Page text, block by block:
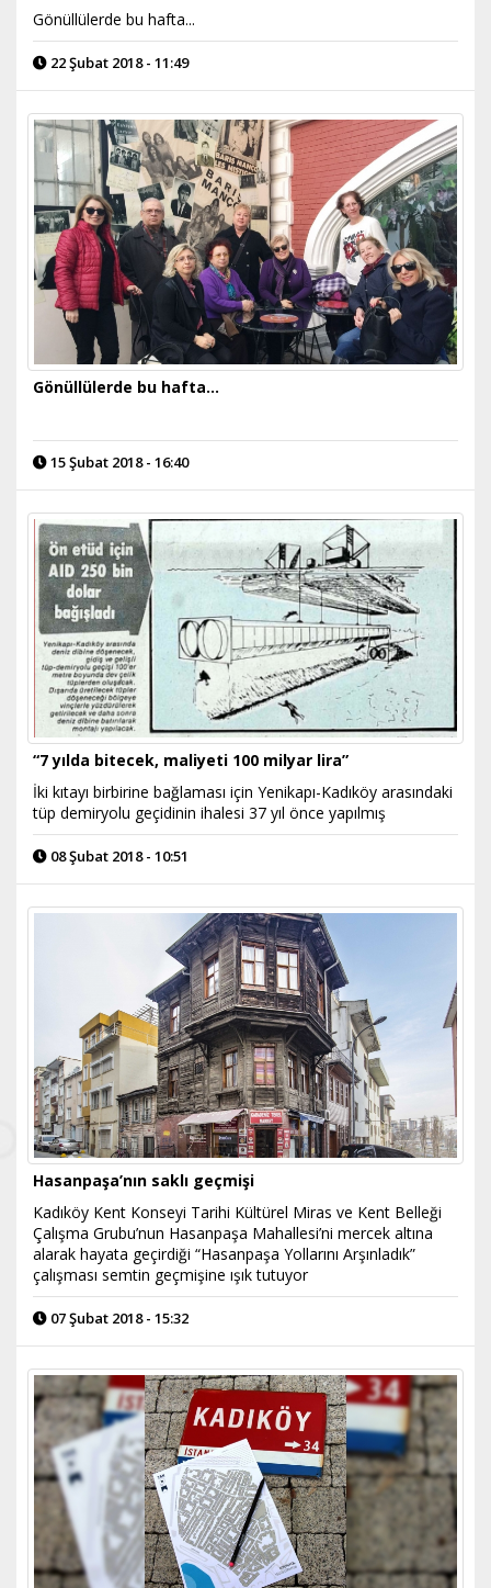
Gönüllülerde bu hafta...
22 Şubat 2018 - 11:49
Gönüllülerde bu hafta...
15 Şubat 2018 - 16:40
“7 yılda bitecek, maliyeti 100 milyar lira”
İki kıtayı birbirine bağlaması için Yenikapı-Kadıköy arasındaki
tüp demiryolu geçidinin ihalesi 37 yıl önce yapılmış
08 Şubat 2018 - 10:51
Hasanpaşa’nın saklı geçmişi
Kadıköy Kent Konseyi Tarihi Kültürel Miras ve Kent Belleği
Çalışma Grubu’nun Hasanpaşa Mahallesi’ni mercek altına
alarak hayata geçirdiği “Hasanpaşa Yollarını Arşınladık”
çalışması semtin geçmişine ışık tutuyor
07 Şubat 2018 - 15:32